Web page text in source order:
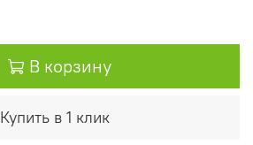
В корзину
Купить в 1 клик